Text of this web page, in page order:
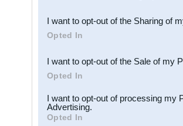
Downstream Participants
third parties.
I want to opt-out of the Sharing of
Opted In
I want to opt-out of the Sale of my
Opted In
I want to opt-out of processing my
Advertising.
Opted In